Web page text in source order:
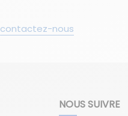
contactez-nous
NOUS SUIVRE